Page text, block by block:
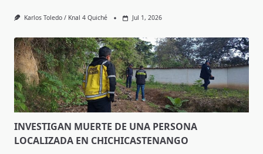
Karlos Toledo / Knal 4 Quiché Jul 1, 2026
INVESTIGAN MUERTE DE UNA PERSONA
LOCALIZADA EN CHICHICASTENANGO